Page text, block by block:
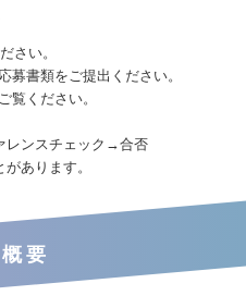
さい。
募書類をご提出ください。
覧ください。
ンスチェック→合否
あります。
要